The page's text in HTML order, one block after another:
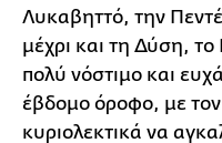
Λυκαβηττό, την
μέχρι και τη Δύση, το
πολύ νόστιμο και
έβδομο όροφο, με
κυριολεκτικά να